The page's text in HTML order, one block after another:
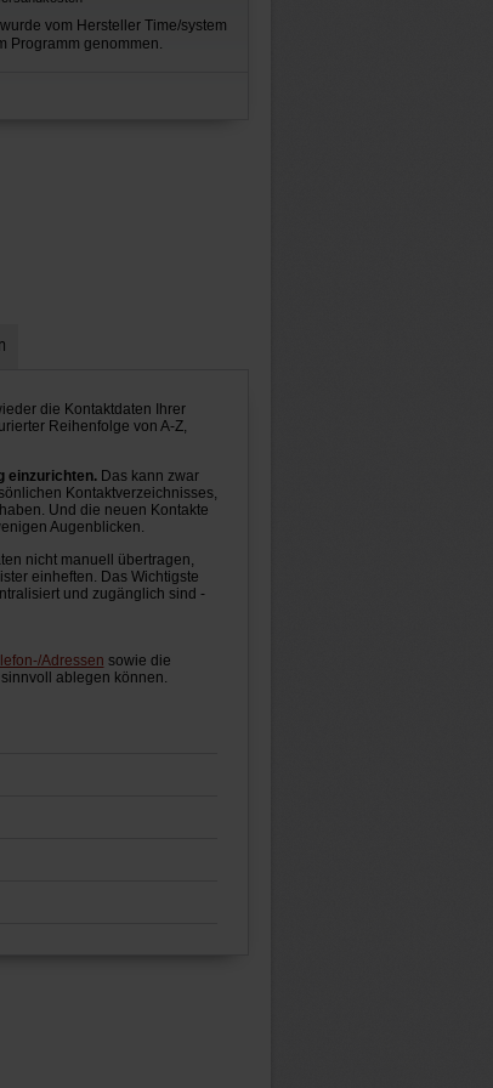
vom Hersteller Time/system
Programm genommen.
die Kontaktdaten Ihrer
Reihenfolge von A-Z,
einzurichten.Das kann zwar
Kontaktverzeichnisses,
Und die neuen Kontakte
Augenblicken.
nicht manuell übertragen,
einheften. Das Wichtigste
und zugänglich sind -
Adressen sowie die
ablegen können.